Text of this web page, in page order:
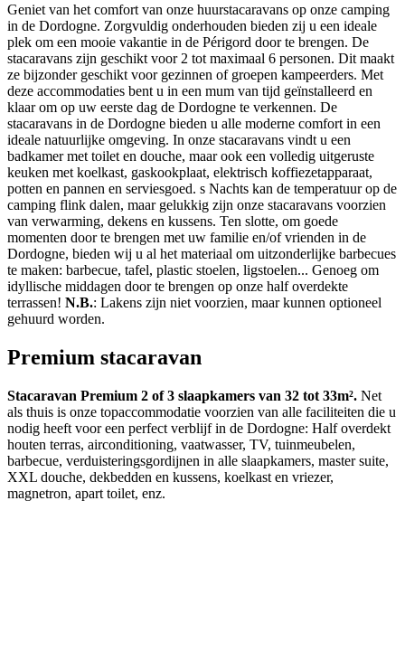
Geniet van het comfort van onze huurstacaravans op onze camping
in de Dordogne. Zorgvuldig onderhouden bieden zij u een ideale
plek om een mooie vakantie in de Périgord door te brengen. De
stacaravans zijn geschikt voor 2 tot maximaal 6 personen. Dit maakt
ze bijzonder geschikt voor gezinnen of groepen kampeerders. Met
deze accommodaties bent u in een mum van tijd geïnstalleerd en
klaar om op uw eerste dag de Dordogne te verkennen. De
stacaravans in de Dordogne bieden u alle moderne comfort in een
ideale natuurlijke omgeving. In onze stacaravans vindt u een
badkamer met toilet en douche, maar ook een volledig uitgeruste
keuken met koelkast, gaskookplaat, elektrisch koffiezetapparaat,
potten en pannen en serviesgoed. s Nachts kan de temperatuur op de
camping flink dalen, maar gelukkig zijn onze stacaravans voorzien
van verwarming, dekens en kussens. Ten slotte, om goede
momenten door te brengen met uw familie en/of vrienden in de
Dordogne, bieden wij u al het materiaal om uitzonderlijke barbecues
te maken: barbecue, tafel, plastic stoelen, ligstoelen... Genoeg om
idyllische middagen door te brengen op onze half overdekte
terrassen! N.B.: Lakens zijn niet voorzien, maar kunnen optioneel
gehuurd worden.
Premium stacaravan
Stacaravan Premium 2 of 3 slaapkamers van 32 tot 33m². Net
als thuis is onze topaccommodatie voorzien van alle faciliteiten die u
nodig heeft voor een perfect verblijf in de Dordogne: Half overdekt
houten terras, airconditioning, vaatwasser, TV, tuinmeubelen,
barbecue, verduisteringsgordijnen in alle slaapkamers, master suite,
XXL douche, dekbedden en kussens, koelkast en vriezer,
magnetron, apart toilet, enz.